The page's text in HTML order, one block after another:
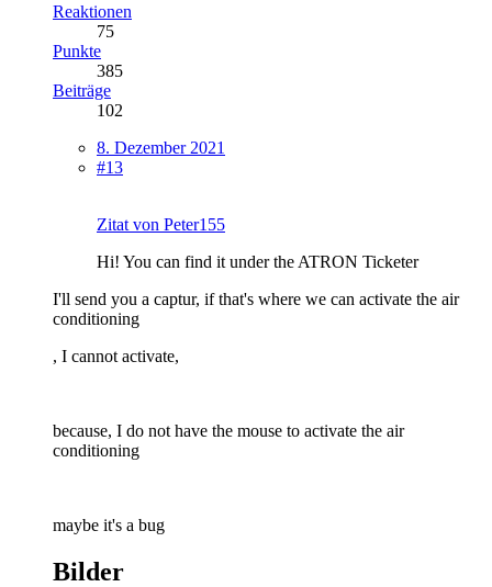
Reaktionen
75
Punkte
385
Beiträge
102
8. Dezember 2021
#13
Zitat von Peter155
Hi! You can find it under the ATRON Ticketer
I'll send you a captur, if that's where we can activate the air
conditioning
, I cannot activate,
because, I do not have the mouse to activate the air
conditioning
maybe it's a bug
Bilder